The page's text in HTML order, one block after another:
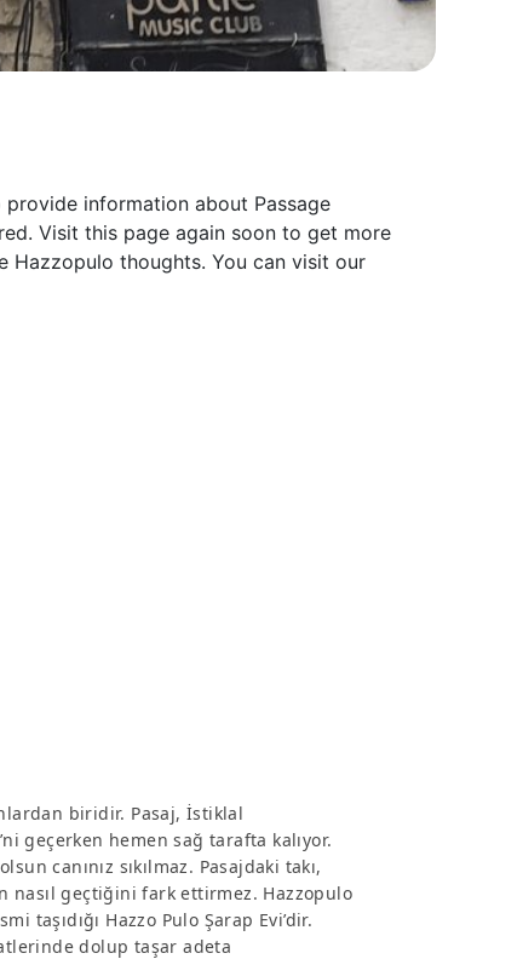
information about Passage
Visit this page again soon to get more
Hazzopulo thoughts. You can visit our
biridir. Pasaj, İstiklal
geçerken hemen sağ tarafta kalıyor.
canınız sıkılmaz. Pasajdaki takı,
nasıl geçtiğini fark ettirmez. Hazzopulo
taşıdığı Hazzo Pulo Şarap Evi’dir.
dolup taşar adeta